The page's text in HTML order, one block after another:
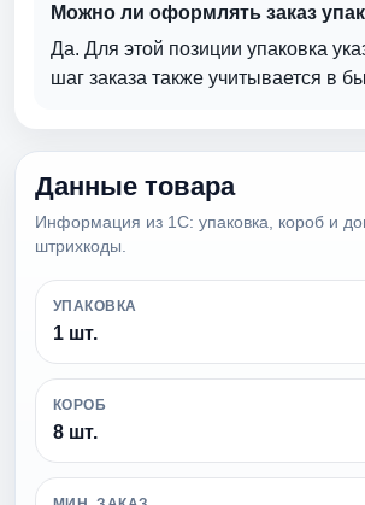
Можно ли оформлять заказ
Да. Для этой позиции упаковка
шаг заказа также учитывается в
Данные товара
Информация из 1С: упаковка, короб и
штрихкоды.
УПАКОВКА
1 шт.
КОРОБ
8 шт.